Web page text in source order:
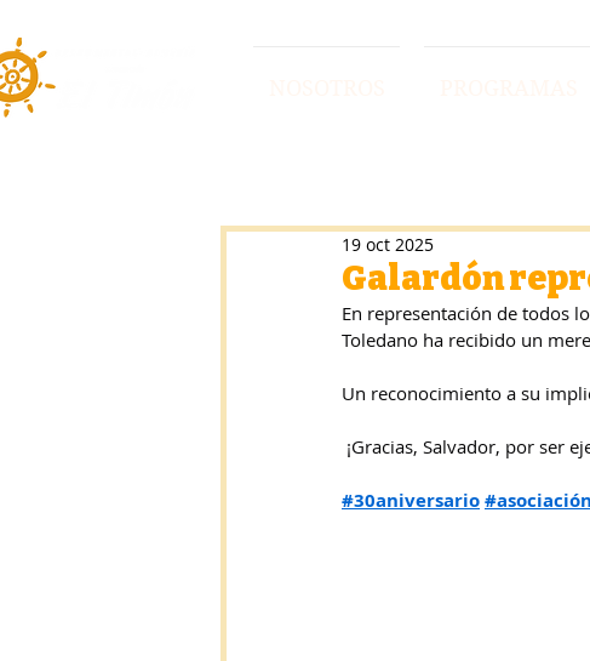
Galardón
19 oct 2025
En representación de todos
Toledano ha recibido un
Un reconocimiento a su
¡Gracias, Salvador, por ser
#30aniversario